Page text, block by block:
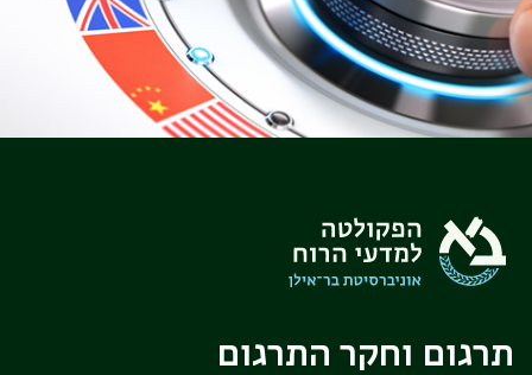
תרגום וחקר התרגום